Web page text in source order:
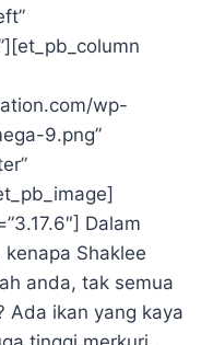
wp-
9.png”
Dalam
Shaklee
anda, tak semua
Ada ikan yang kaya